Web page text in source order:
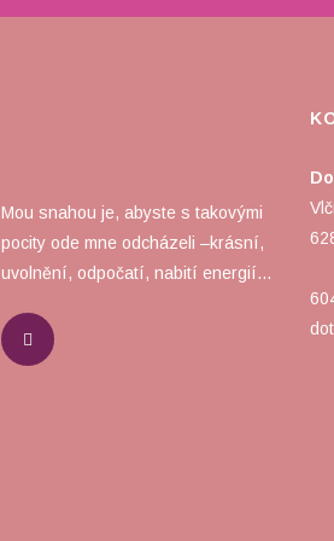
Mou snahou je, abyste s takovými
pocity ode mne odcházeli –krásní,
uvolnění, odpočatí, nabití energií...